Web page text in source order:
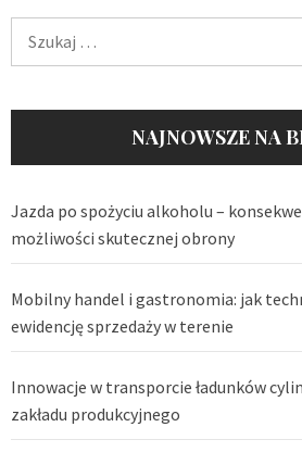
NAJNOWSZE NA
Jazda po spożyciu alkoholu –
możliwości skutecznej obrony
Mobilny handel i gastronomia: jak
ewidencję sprzedaży w terenie
Innowacje w transporcie ładunków
zakładu produkcyjnego